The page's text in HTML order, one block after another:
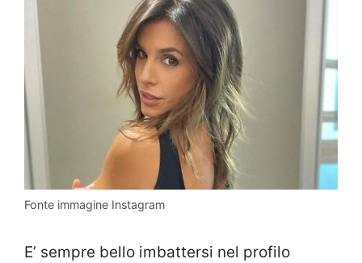
Fonte immagine Instagram
E’ sempre bello imbattersi nel profilo